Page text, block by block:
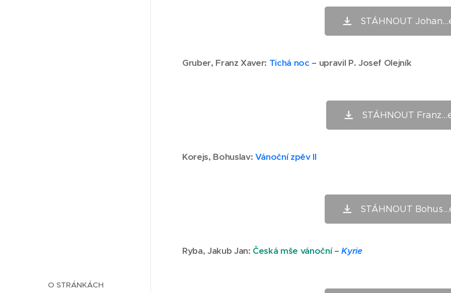
O STRÁNKÁCH
STÁHNOUT
Gruber, Franz Xaver: Tichá noc – upravil P. Josef Olejník
STÁHNOUT
Korejs, Bohuslav: Vánoční zpěv II
STÁHNOUT
Ryba, Jakub Jan: Česká mše vánoční – Kyrie